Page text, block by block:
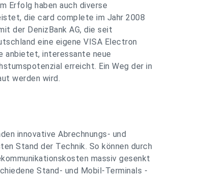
Erfolg haben auch diverse
die card complete im Jahr 2008
der DenizBank AG, die seit
eine eigene VISA Electron
anbietet, interessante neue
erreicht. Ein Weg der in
werden wird.
innovative Abrechnungs- und
Stand der Technik. So können durch
massiv gesenkt
Stand- und Mobil-Terminals -